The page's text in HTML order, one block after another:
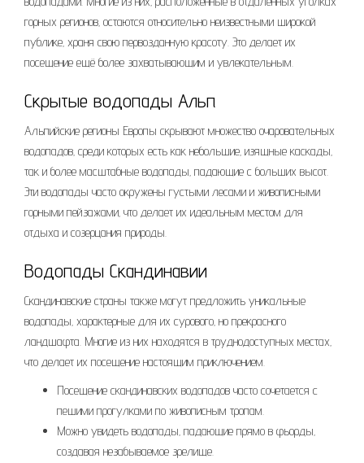
горных регионов‚ остаются относительно неизвестными широкой
публике‚ храня свою первозданную красоту. Это делает их
посещение ещё более захватывающим и увлекательным.
Скрытые водопады Альп
Альпийские регионы Европы скрывают множество очаровательных
водопадов‚ среди которых есть как небольшие‚ изящные каскады‚
так и более масштабные водопады‚ падающие с больших высот.
Эти водопады часто окружены густыми лесами и живописными
горными пейзажами‚ что делает их идеальным местом для
отдыха и созерцания природы.
Водопады Скандинавии
Скандинавские страны также могут предложить уникальные
водопады‚ характерные для их сурового‚ но прекрасного
ландшафта. Многие из них находятся в труднодоступных местах‚
что делает их посещение настоящим приключением.
Посещение скандинавских водопадов часто сочетается с
пешими прогулками по живописным тропам.
Можно увидеть водопады‚ падающие прямо в фьорды‚
создавая незабываемое зрелище.